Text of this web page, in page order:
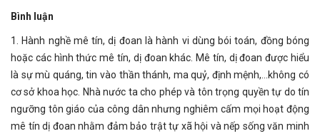
Bình luận
1. Hành nghề mê tín, dị đoan là hành vi dùng bói toán, đồng bóng
hoặc các hình thức mê tín, dị đoan khác. Mê tín, dị đoan được hiểu
là sự mù quáng, tin vào thần thánh, ma quỷ, định mệnh,…không có
cơ sở khoa học. Nhà nước ta cho phép và tôn trọng quyền tự do tín
ngưỡng tôn giáo của công dân nhưng nghiêm cấm mọi hoạt động
mê tín dị đoan nhằm đảm bảo trật tự xã hội và nếp sống văn minh